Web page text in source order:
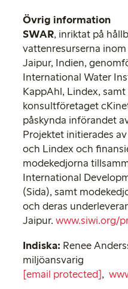
Övrig information
SWAR, inriktat på
vattenresurserna
Jaipur, Indien,
International Water
KappAhl, Lindex,
konsultföretaget
påskynda införandet
Projektet initierades
och Lindex och
modekedjorna
International
(Sida), samt
och deras
Jaipur. www.siwi.org/
Indiska: Renee
miljöansvarig
[email protected],